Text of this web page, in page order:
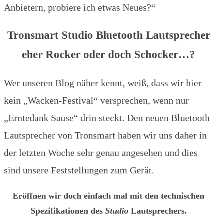
Anbietern, probiere ich etwas Neues?“
Tronsmart Studio Bluetooth Lautsprecher
eher Rocker oder doch Schocker…?
Wer unseren Blog näher kennt, weiß, dass wir hier
kein „Wacken-Festival“ versprechen, wenn nur
„Erntedank Sause“ drin steckt. Den neuen Bluetooth
Lautsprecher von Tronsmart haben wir uns daher in
der letzten Woche sehr genau angesehen und dies
sind unsere Feststellungen zum Gerät.
Eröffnen wir doch einfach mal mit den technischen
Spezifikationen des StudioLautsprechers.